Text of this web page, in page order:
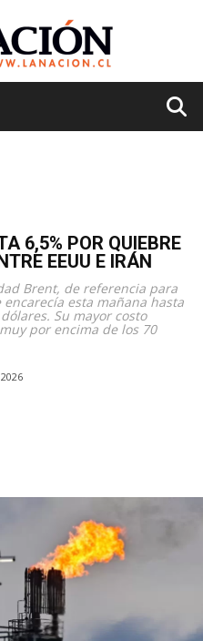
6,5% POR QUIEBRE
EEUU E IRÁN
Brent, de referencia para
esta mañana hasta
Su mayor costo
por encima de los 70